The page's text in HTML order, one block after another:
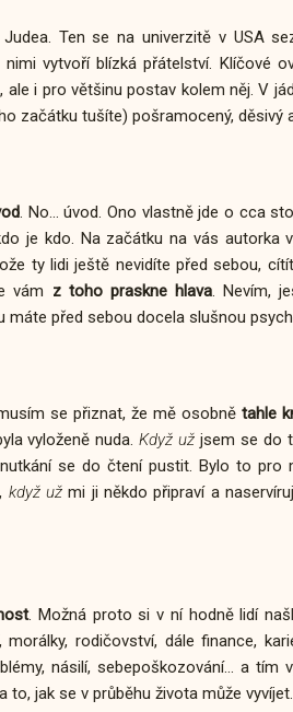
Ten se na univerzitě v USA
vytvoří blízká přátelství. Klíčové
ale i pro většinu postav kolem něj. V
začátku tušíte) pošramocený, děsivý
. No... úvod. Ono vlastně jde o cca
je kdo. Na začátku na vás autorka
ty lidi ještě nevidíte před sebou,
vám z toho praskne hlava. Nevím,
máte před sebou docela slušnou
se přiznat, že mě osobně tahle
vyloženě nuda.Když už jsem se do
se do čtení pustit. Bylo to pro
když už mi ji někdo připraví a
. Možná proto si v ní hodně lidí
rodičovství, dále finance,
násilí, sebepoškozování... a tím
to, jak se v průběhu života může vyvíjet.